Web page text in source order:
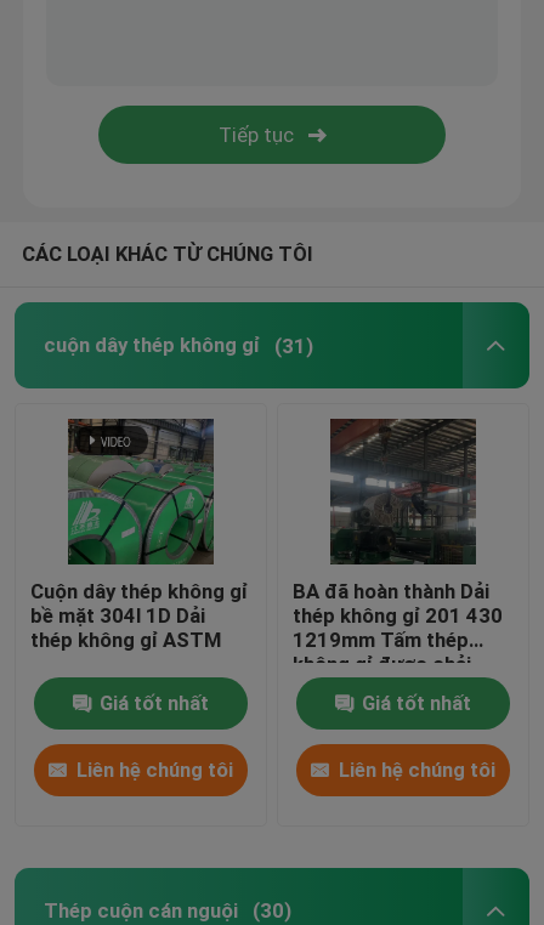
CÁC LOẠI KHÁC TỪ CHÚNG TÔI
cuộn dây thép không gỉ (31)
Cuộn dây thép không gỉ
bề mặt 304l 1D Dải
thép không gỉ ASTM
Giá tốt nhất
Liên hệ chúng tôi
BA đã hoàn thành Dải
thép không gỉ 201 430
1219mm Tấm thép
không gỉ được chải
Giá tốt nhất
Liên hệ chúng tôi
Thép cuộn cán nguội (30)